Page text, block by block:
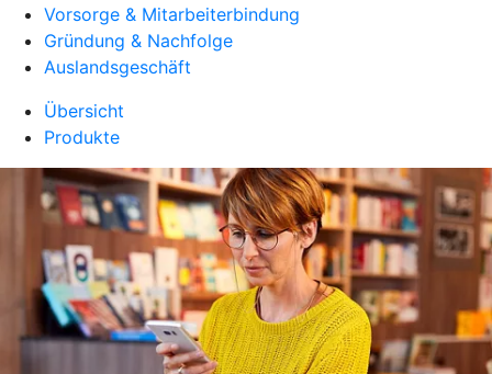
Vorsorge & Mitarbeiterbindung
Gründung & Nachfolge
Auslandsgeschäft
Übersicht
Produkte